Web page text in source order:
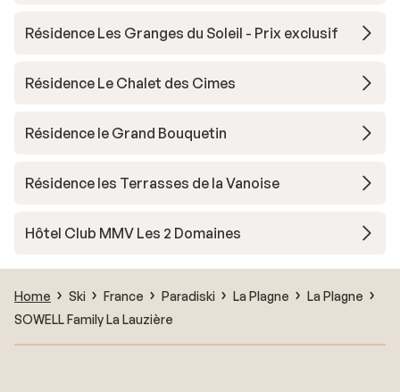
Résidence Les Granges du Soleil - Prix exclusif
Résidence Le Chalet des Cimes
Résidence le Grand Bouquetin
Résidence les Terrasses de la Vanoise
Hôtel Club MMV Les 2 Domaines
Home Ski France Paradiski La Plagne
La Plagne
SOWELL Family La Lauzière